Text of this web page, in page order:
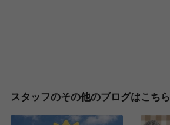
スタッフのその他のブログはこちら